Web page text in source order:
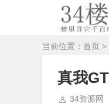
当前位置： 首页 >
真我
34资源网